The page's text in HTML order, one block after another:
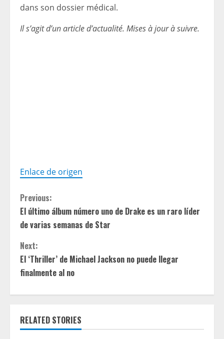
dans son dossier médical.
Il s’agit d’un article d’actualité. Mises à jour à suivre.
Enlace de origen
C
o
n
t
u
Previous:
El último álbum número uno de Drake es un raro líder
de varias semanas de Star
Next:
El ‘Thriller’ de Michael Jackson no puede llegar
finalmente al no
RELATED STORIES